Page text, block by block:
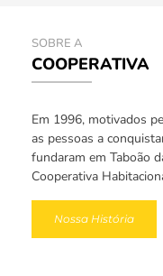
SOBRE A
COOPERATIVA
Em 1996, motivados
as pessoas a
fundaram em Taboão
Cooperativa
Nossa História